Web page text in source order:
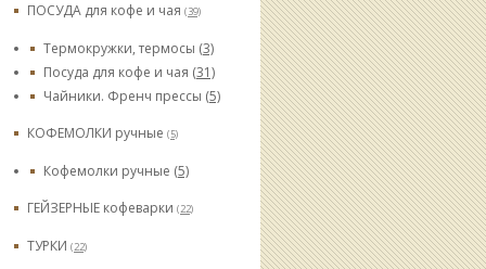
ПОСУДА для кофе и чая (39)
Термокружки, термосы (3)
Посуда для кофе и чая (31)
Чайники. Френч прессы (5)
КОФЕМОЛКИ ручные (5)
Кофемолки ручные (5)
ГЕЙЗЕРНЫЕ кофеварки (22)
ТУРКИ (22)